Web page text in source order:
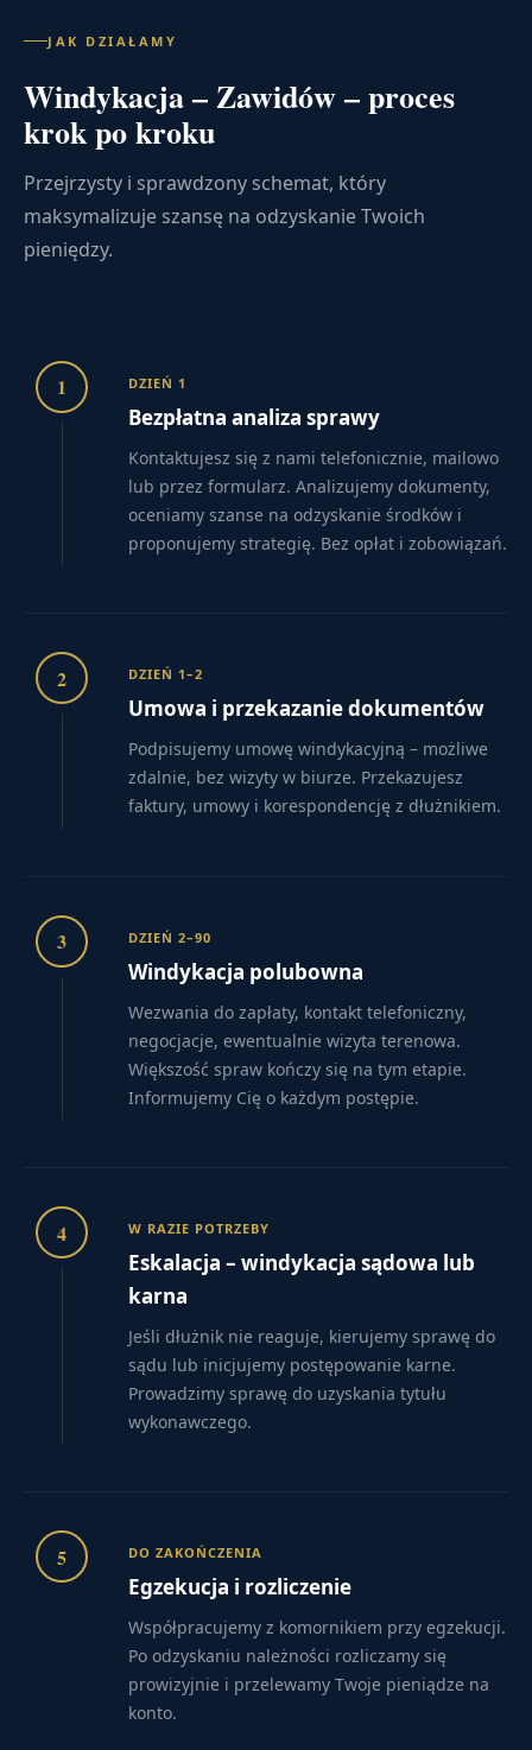
JAK DZIAŁAMY
Windykacja – Zawidów – proces
krok po kroku
Przejrzysty i sprawdzony schemat, który
maksymalizuje szansę na odzyskanie Twoich
pieniędzy.
1 DZIEŃ 1
Bezpłatna analiza sprawy
Kontaktujesz się z nami telefonicznie, mailowo
lub przez formularz. Analizujemy dokumenty,
oceniamy szanse na odzyskanie środków i
proponujemy strategię. Bez opłat i zobowiązań.
2 DZIEŃ 1–2
Umowa i przekazanie dokumentów
Podpisujemy umowę windykacyjną – możliwe
zdalnie, bez wizyty w biurze. Przekazujesz
faktury, umowy i korespondencję z dłużnikiem.
3 DZIEŃ 2–90
Windykacja polubowna
Wezwania do zapłaty, kontakt telefoniczny,
negocjacje, ewentualnie wizyta terenowa.
Większość spraw kończy się na tym etapie.
Informujemy Cię o każdym postępie.
4 W RAZIE POTRZEBY
Eskalacja – windykacja sądowa lub
karna
Jeśli dłużnik nie reaguje, kierujemy sprawę do
sądu lub inicjujemy postępowanie karne.
Prowadzimy sprawę do uzyskania tytułu
wykonawczego.
5 DO ZAKOŃCZENIA
Egzekucja i rozliczenie
Współpracujemy z komornikiem przy egzekucji.
Po odzyskaniu należności rozliczamy się
prowizyjnie i przelewamy Twoje pieniądze na
konto.